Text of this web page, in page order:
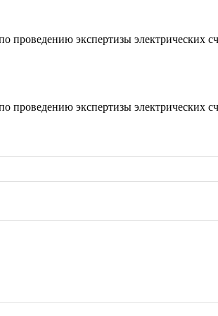
проведению экспертизы электрических
проведению экспертизы электрических